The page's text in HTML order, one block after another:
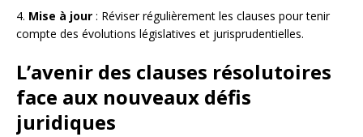
4. Mise à jour : Réviser régulièrement les clauses pour tenir
compte des évolutions législatives et jurisprudentielles.
L’avenir des clauses résolutoires
face aux nouveaux défis
juridiques